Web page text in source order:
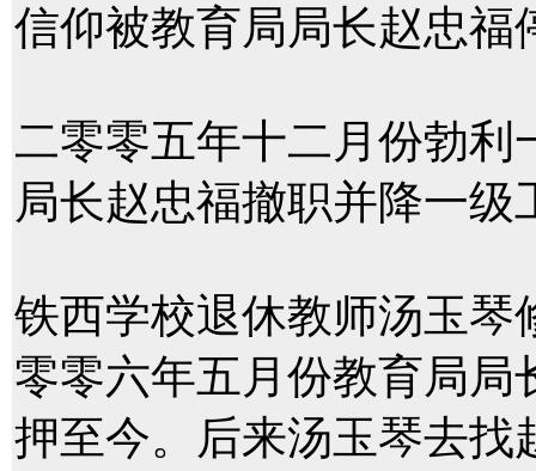
信仰被教育局局长赵忠福
二零零五年十二月份勃
局长赵忠福撤职并降一级
铁西学校退休教师汤玉
零零六年五月份教育局
押至今。后来汤玉琴去